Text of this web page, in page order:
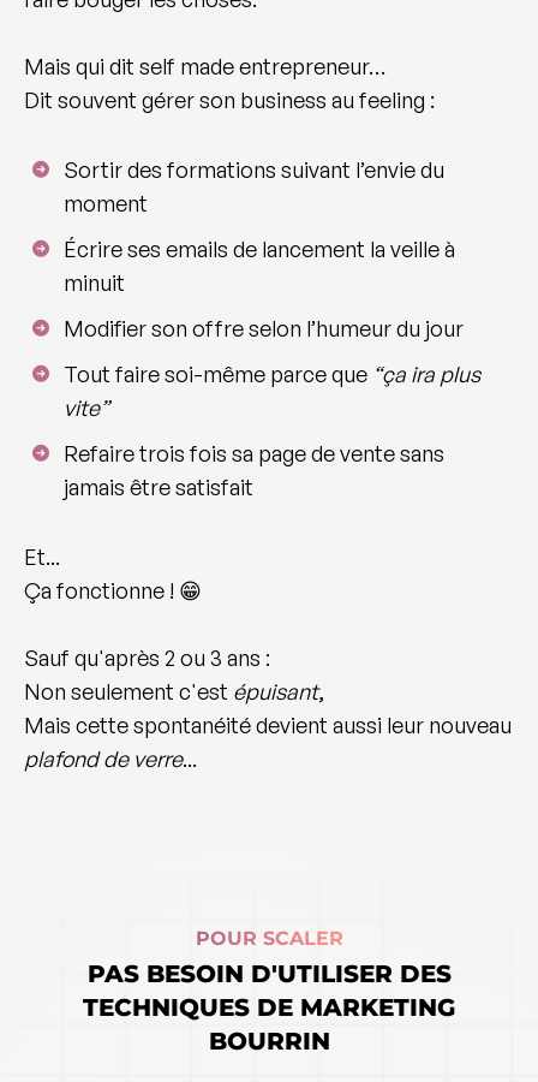
Mais qui dit self made entrepreneur…
Dit souvent gérer son business au feeling :
Sortir des formations suivant l’envie du
moment
Écrire ses emails de lancement la veille à
minuit
Modifier son offre selon l’humeur du jour
Tout faire soi-même parce que “ça ira plus
vite”
Refaire trois fois sa page de vente sans
jamais être satisfait
Et...
Ça fonctionne ! 😁
Sauf qu'après 2 ou 3 ans :
Non seulement c'est épuisant,
Mais cette spontanéité devient aussi leur nouveau
plafond de verre...
POUR SCALER
PAS BESOIN D'UTILISER DES
TECHNIQUES DE MARKETING
BOURRIN